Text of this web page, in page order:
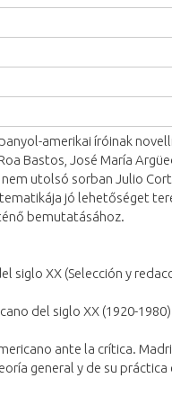
amerikai íróinak
Bastos, José María
utolsó sorban Julio
jó lehetőséget
bemutatásához.
XX (Selección y
del siglo XX (1920-1980).
ante la crítica.
general y de su práctica